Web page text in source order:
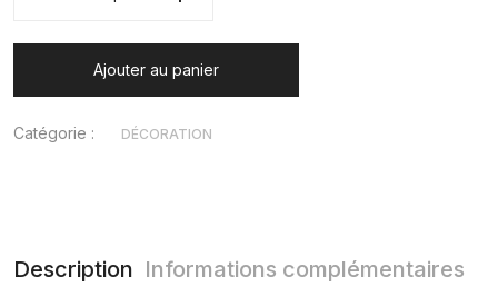
Ajouter au panier
Catégorie : DÉCORATION
Description Informations complémentaires